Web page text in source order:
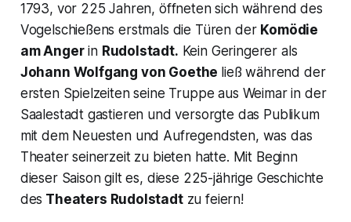
1793, vor 225 Jahren, öffneten sich während des
Vogelschießens erstmals die Türen der Komödie
am Angerin Rudolstadt. Kein Geringerer als
Johann Wolfgang von Goethe ließ während der
ersten Spielzeiten seine Truppe aus Weimar in der
Saalestadt gastieren und versorgte das Publikum
mit dem Neuesten und Aufregendsten, was das
Theater seinerzeit zu bieten hatte. Mit Beginn
dieser Saison gilt es, diese 225-jährige Geschichte
des Theaters Rudolstadtzu feiern!